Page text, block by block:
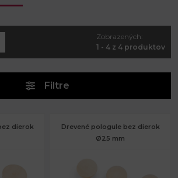
Zobrazených:
1 - 4 z 4 produktov
Filtre
dierok
Drevené pologule bez dierok
Ø25 mm